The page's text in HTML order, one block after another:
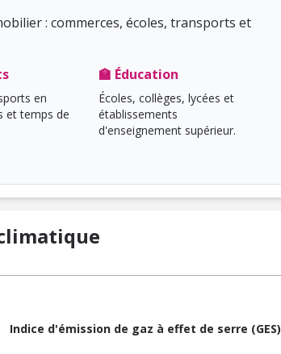
: commerces, écoles, transports et
en
et temps de
🏫 Éducation
Écoles, collèges, lycées et
établissements
d'enseignement supérieur.
Indice d'émission de gaz à effet de serre (GES)